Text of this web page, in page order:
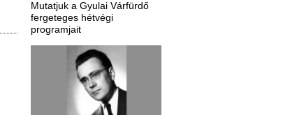
Mutatjuk a Gyulai Várfürdő
fergeteges hétvégi
programjait